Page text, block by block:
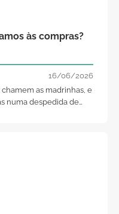
às compras?
16/06/2026
as madrinhas, e
numa despedida de